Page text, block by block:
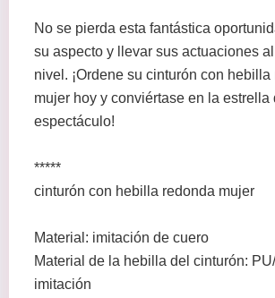
No se pierda esta fantástica
su aspecto y llevar sus actuaciones
nivel. ¡Ordene su cinturón con hebilla
mujer hoy y conviértase en la estrella
espectáculo!
*****
cinturón con hebilla redonda mujer
Material: imitación de cuero
Material de la hebilla del cinturón:
imitación